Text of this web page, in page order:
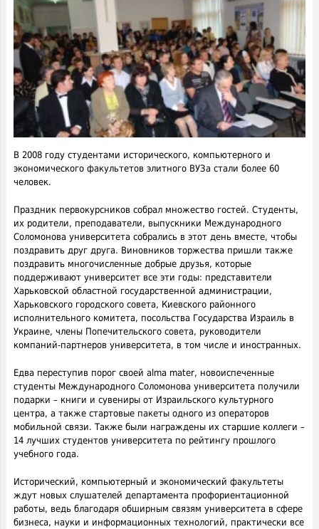
В 2008 году студентами исторического, компьютерного и
экономического факультетов элитного ВУЗа стали более 60
человек.
Праздник первокурсников собрал множество гостей. Студенты,
их родители, преподаватели, выпускники Международного
Соломонова университета собрались в этот день вместе, чтобы
поздравить друг друга. Виновников торжества пришли также
поздравить многочисленные добрые друзья, которые
поддерживают университет все эти годы: представители
Харьковской областной государственной администрации,
Харьковского городского совета, Киевского районного
исполнительного комитета, посольства Государства Израиль в
Украине, члены Попечительского совета, руководители
компаний-партнеров университета, в том числе и иностранных.
Едва переступив порог своей alma mater, новоиспеченные
студенты Международного Соломонова университета получили
подарки – книги и сувениры от Израильского культурного
центра, а также стартовые пакеты одного из операторов
мобильной связи. Также были награждены их старшие коллеги –
14 лучших студентов университета по рейтингу прошлого
учебного года.
Исторический, компьютерный и экономический факультеты
ждут новых слушателей департамента профориентационной
работы, ведь благодаря обширным связям университета в сфере
бизнеса, науки и информационных технологий, практически все